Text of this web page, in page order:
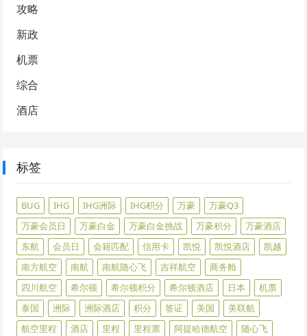
攻略
新政
机票
综合
酒店
标签
BUG IHG IHG洲际 IHG积分 万豪
万豪Q3
万豪会员日
万豪白金 万豪白金挑战 万豪积分
万豪酒店
东航
会员日 会籍匹配 信用卡 凯悦 凯悦酒店
凯越
南方航空
南航 南航随心飞 吉祥航空
商务舱
四川航空
希尔顿 希尔顿积分 希尔顿酒店 日本
机票
泰国
洲际 洲际酒店 积分 签证 美国
美联航
航空里程
酒店 里程 里程票 阿提哈德航空
随心飞